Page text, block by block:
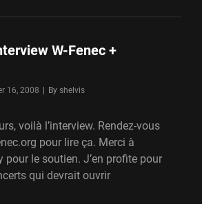
FANZINE
W-Fenec +
16, 2008 By Byline
shelvis
voilà l’interview. Rendez-vous
pour lire ça. Merci à
pour le soutien. J’en profite pour
qui devrait ouvrir